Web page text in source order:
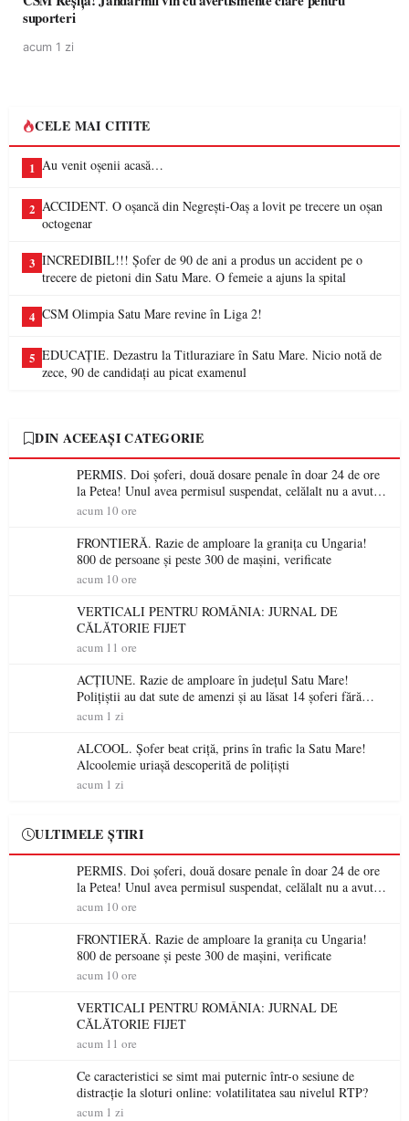
suporteri
acum 1 zi
CELE MAI CITITE
1 Au venit oșenii acasă…
2 ACCIDENT. O oșancă din Negrești-Oaș a lovit pe trecere un oșan
octogenar
3 INCREDIBIL!!! Șofer de 90 de ani a produs un accident pe o
trecere de pietoni din Satu Mare. O femeie a ajuns la spital
4 CSM Olimpia Satu Mare revine în Liga 2!
5 EDUCAȚIE. Dezastru la Titluraziare în Satu Mare. Nicio notă de
zece, 90 de candidați au picat examenul
DIN ACEEAȘI CATEGORIE
PERMIS. Doi șoferi, două dosare penale în doar 24 de ore
la Petea! Unul avea permisul suspendat, celălalt nu a avut
niciodată permis
acum 10 ore
FRONTIERĂ. Razie de amploare la granița cu Ungaria!
800 de persoane și peste 300 de mașini, verificate
acum 10 ore
VERTICALI PENTRU ROMÂNIA: JURNAL DE
CĂLĂTORIE FIJET
acum 11 ore
ACȚIUNE. Razie de amploare în județul Satu Mare!
Polițiștii au dat sute de amenzi și au lăsat 14 șoferi fără
permis într-o singură zi
acum 1 zi
ALCOOL. Șofer beat criță, prins în trafic la Satu Mare!
Alcoolemie uriașă descoperită de polițiști
acum 1 zi
ULTIMELE ȘTIRI
PERMIS. Doi șoferi, două dosare penale în doar 24 de ore
la Petea! Unul avea permisul suspendat, celălalt nu a avut
niciodată permis
acum 10 ore
FRONTIERĂ. Razie de amploare la granița cu Ungaria!
800 de persoane și peste 300 de mașini, verificate
acum 10 ore
VERTICALI PENTRU ROMÂNIA: JURNAL DE
CĂLĂTORIE FIJET
acum 11 ore
Ce caracteristici se simt mai puternic într-o sesiune de
distracție la sloturi online: volatilitatea sau nivelul RTP?
acum 1 zi